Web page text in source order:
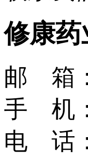
修康药
邮 箱
手 机
电 话